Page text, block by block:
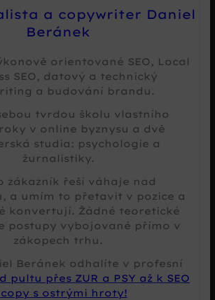
a copywriter Daniel
Beránek
orientované SEO, Local
SEO, datový a technický
a budování brandu.
tvrdou školu vlastního
v online byznysu a dvě
studia: psychologie a
žurnalistiky.
zákazník řeší váhaje nad
a umím to přetavit v pozice a
konvertují. Žádné teoretické
postupy vybojované přímo v
zákopech trhu.
Beránek odhalíte v profesní
pultu přes ZUR a PSY až k SEO
s ostrými hroty!